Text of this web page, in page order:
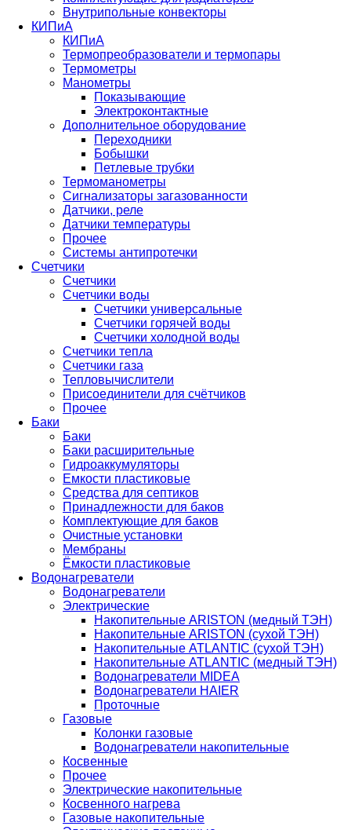
Внутрипольные конвекторы
КИПиА
КИПиА
Термопреобразователи и термопары
Термометры
Манометры
Показывающие
Электроконтактные
Дополнительное оборудование
Переходники
Бобышки
Петлевые трубки
Термоманометры
Сигнализаторы загазованности
Датчики, реле
Датчики температуры
Прочее
Системы антипротечки
Счетчики
Счетчики
Счетчики воды
Счетчики универсальные
Счетчики горячей воды
Счетчики холодной воды
Счетчики тепла
Счетчики газа
Тепловычислители
Присоединители для счётчиков
Прочее
Баки
Баки
Баки расширительные
Гидроаккумуляторы
Емкости пластиковые
Средства для септиков
Принадлежности для баков
Комплектующие для баков
Очистные установки
Мембраны
Ёмкости пластиковые
Водонагреватели
Водонагреватели
Электрические
Накопительные ARISTON (медный ТЭН)
Накопительные ARISTON (сухой ТЭН)
Накопительные ATLANTIC (сухой ТЭН)
Накопительные ATLANTIC (медный ТЭН)
Водонагреватели MIDEA
Водонагреватели HAIER
Проточные
Газовые
Колонки газовые
Водонагреватели накопительные
Косвенные
Прочее
Электрические накопительные
Косвенного нагрева
Газовые накопительные